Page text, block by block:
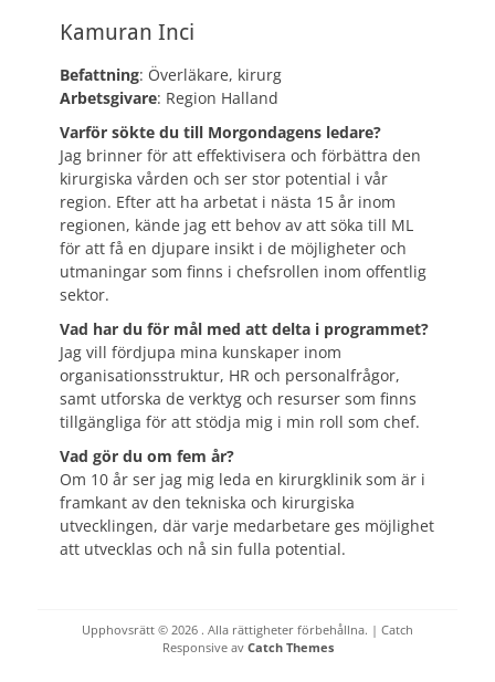
Kamuran Inci
Befattning: Överläkare, kirurg
Arbetsgivare: Region Halland
Varför sökte du till Morgondagens ledare?
Jag brinner för att effektivisera och förbättra den
kirurgiska vården och ser stor potential i vår
region. Efter att ha arbetat i nästa 15 år inom
regionen, kände jag ett behov av att söka till ML
för att få en djupare insikt i de möjligheter och
utmaningar som finns i chefsrollen inom offentlig
sektor.
Vad har du för mål med att delta i programmet?
Jag vill fördjupa mina kunskaper inom
organisationsstruktur, HR och personalfrågor,
samt utforska de verktyg och resurser som finns
tillgängliga för att stödja mig i min roll som chef.
Vad gör du om fem år?
Om 10 år ser jag mig leda en kirurgklinik som är i
framkant av den tekniska och kirurgiska
utvecklingen, där varje medarbetare ges möjlighet
att utvecklas och nå sin fulla potential.
Upphovsrätt © 2026 . Alla rättigheter förbehållna. | Catch
Responsive av Catch Themes